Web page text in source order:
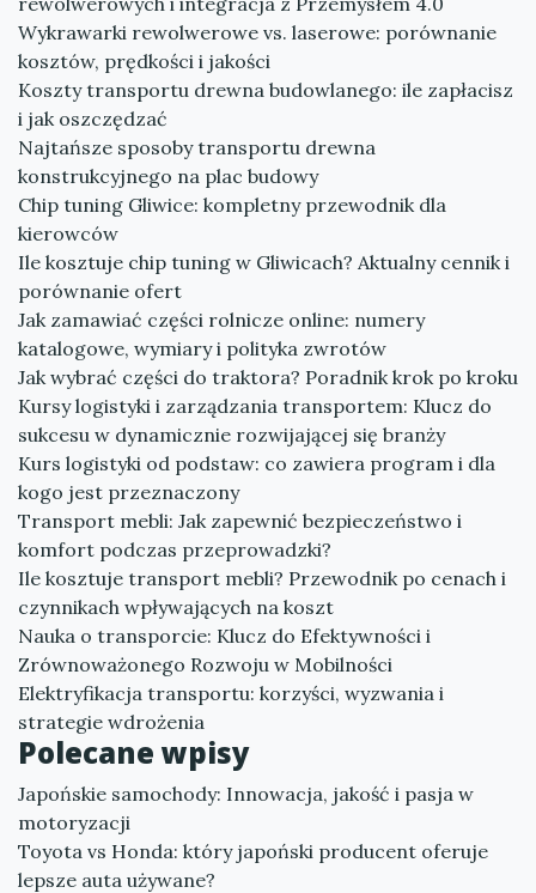
Wykrawarki rewolwerowe vs. laserowe: porównanie
kosztów, prędkości i jakości
Koszty transportu drewna budowlanego: ile zapłacisz
i jak oszczędzać
Najtańsze sposoby transportu drewna
konstrukcyjnego na plac budowy
Chip tuning Gliwice: kompletny przewodnik dla
kierowców
Ile kosztuje chip tuning w Gliwicach? Aktualny cennik i
porównanie ofert
Jak zamawiać części rolnicze online: numery
katalogowe, wymiary i polityka zwrotów
Jak wybrać części do traktora? Poradnik krok po kroku
Kursy logistyki i zarządzania transportem: Klucz do
sukcesu w dynamicznie rozwijającej się branży
Kurs logistyki od podstaw: co zawiera program i dla
kogo jest przeznaczony
Transport mebli: Jak zapewnić bezpieczeństwo i
komfort podczas przeprowadzki?
Ile kosztuje transport mebli? Przewodnik po cenach i
czynnikach wpływających na koszt
Nauka o transporcie: Klucz do Efektywności i
Zrównoważonego Rozwoju w Mobilności
Elektryfikacja transportu: korzyści, wyzwania i
strategie wdrożenia
Polecane wpisy
Japońskie samochody: Innowacja, jakość i pasja w
motoryzacji
Toyota vs Honda: który japoński producent oferuje
lepsze auta używane?